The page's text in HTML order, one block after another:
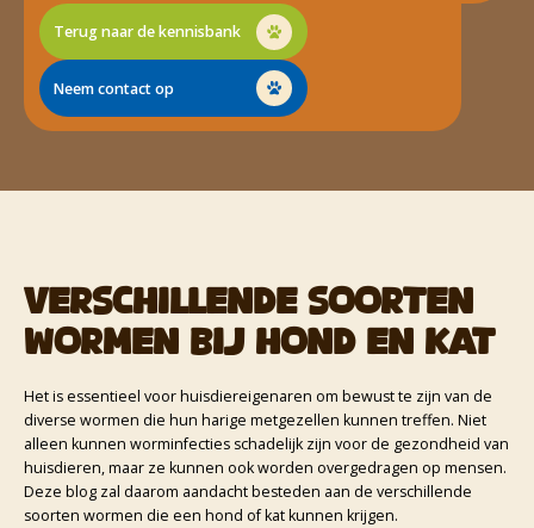
Terug naar de kennisbank
Neem contact op
VERSCHILLENDE SOORTEN
WORMEN BIJ HOND EN KAT
Het is essentieel voor huisdiereigenaren om bewust te zijn van de
diverse wormen die hun harige metgezellen kunnen treffen. Niet
alleen kunnen worminfecties schadelijk zijn voor de gezondheid van
huisdieren, maar ze kunnen ook worden overgedragen op mensen.
Deze blog zal daarom aandacht besteden aan de verschillende
soorten wormen die een hond of kat kunnen krijgen.